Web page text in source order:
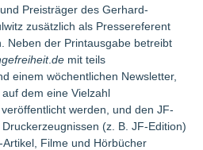
Preisträger des Gerhard-
zusätzlich als Pressereferent
Neben der Printausgabe betreibt
.de mit teils
einem wöchentlichen Newsletter,
dem eine Vielzahl
werden, und den JF-
(z. B. JF-Edition)
Filme und Hörbücher